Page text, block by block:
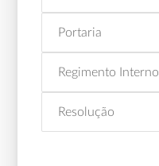
Portaria
Regimento Interno
Resolução